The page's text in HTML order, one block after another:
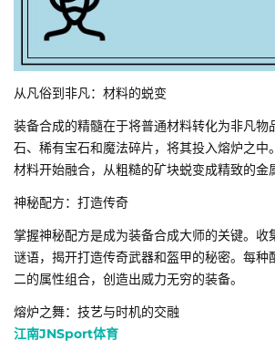
从凡俗到非凡：材料的蜕变
装备合成的精髓在于将普通材料转化为非凡物
石、稀有宝石和魔法碎片，将其投入熔炉之中
材料开始融合，从粗糙的矿块蜕变成精致的金
神秘配方：打造传奇
掌握神秘配方是成为装备合成大师的关键。收
谜语，揭开打造传奇武器和盔甲的秘密。每种
二的属性组合，创造出威力无穷的装备。
熔炉之舞：技艺与时机的交融
江南JNSport体育